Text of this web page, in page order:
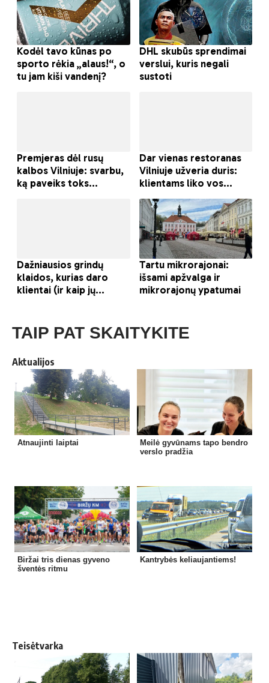
TAIP PAT SKAITYKITE
Aktualijos
Atnaujinti laiptai
Meilė gyvūnams tapo bendro
verslo pradžia
Biržai tris dienas gyveno
šventės ritmu
Kantrybės keliaujantiems!
Teisėtvarka